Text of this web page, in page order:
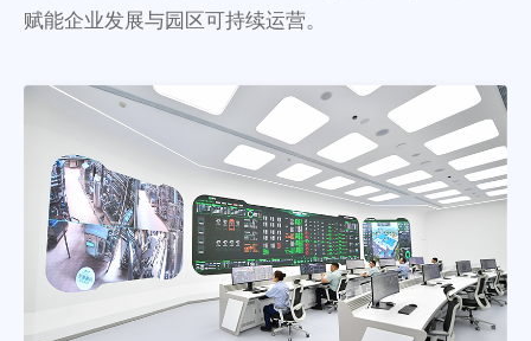
赋能企业发展与园区可持续运营。